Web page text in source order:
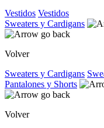
Vestidos Vestidos
Sweaters y Cardigans
Volver
Sweaters y Cardigans
Pantalones y Shorts
Volver